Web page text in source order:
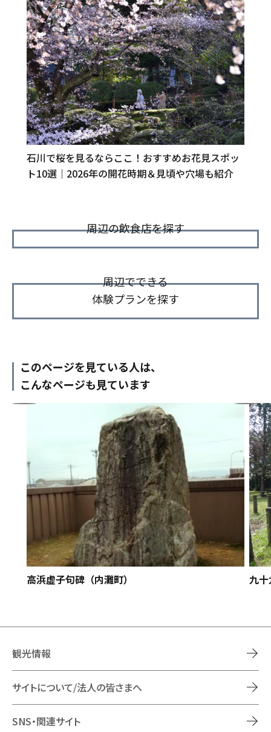
石川で桜を見るならここ！おすすめお花見スポッ
ト10選｜2026年の開花時期＆見頃や穴場も紹介
周辺の飲食店を探す
周辺でできる
体験プランを探す
このページを見ている人は、
こんなページも見ています
高浜虚子句碑（内灘町） 九
観光情報
サイトについて/法人の皆さまへ
SNS・関連サイト